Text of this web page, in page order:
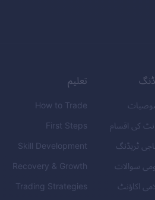
کی اقسام
ٹریڈنگ
سوالات
اکاؤنٹ
تعلیم
How to Trade
First Steps
Skill Development
Recovery & Growth
Trading Strategies